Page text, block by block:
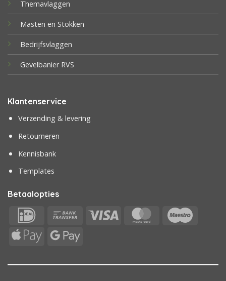
Themavlaggen
Masten en Stokken
Bedrijfsvlaggen
Gevelbanier RVS
Klantenservice
Verzending & levering
Retourneren
Kennisbank
Templates
Betaalopties
IDeal
Bank
Visa MasterCard
Apple
Google